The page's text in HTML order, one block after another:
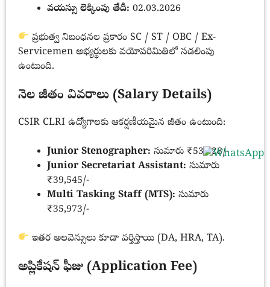
వయస్సు లెక్కింపు తేదీ: 02.03.2026
ప్రభుత్వ నిబంధనల ప్రకారం SC / ST / OBC / Ex-
Servicemen అభ్యర్థులకు వయోపరిమితిలో సడలింపు
ఉంటుంది.
నెల జీతం వివరాలు (Salary Details)
CSIR CLRI ఉద్యోగాలకు ఆకర్షణీయమైన జీతం ఉంటుంది:
Junior Stenographer: సుమారు ₹53,628/-
Junior Secretariat Assistant: సుమారు
₹39,545/-
Multi Tasking Staff (MTS): సుమారు
₹35,973/-
ఇతర అలవెన్సులు కూడా వర్తిస్తాయి (DA, HRA, TA).
అప్లికేషన్ ఫీజు (Application Fee)